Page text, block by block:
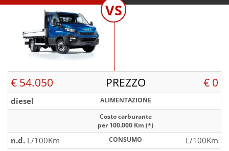
VS
€ 54.050 PREZZO € 0
diesel
ALIMENTAZIONE
Costo carburante
per 100.000 Km (*)
n.d. L/100Km CONSUMO
L/100Km